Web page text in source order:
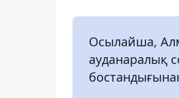
Осылайша,
ауданаралық